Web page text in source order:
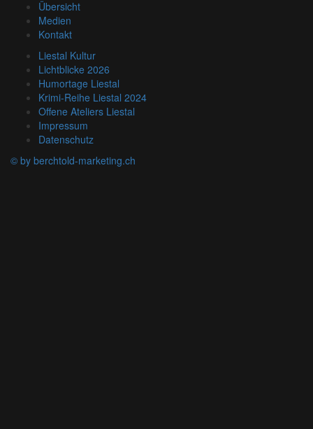
Übersicht
Medien
Kontakt
Liestal Kultur
Lichtblicke 2026
Humortage Liestal
Krimi-Reihe Liestal 2024
Offene Ateliers Liestal
Impressum
Datenschutz
© by berchtold-marketing.ch